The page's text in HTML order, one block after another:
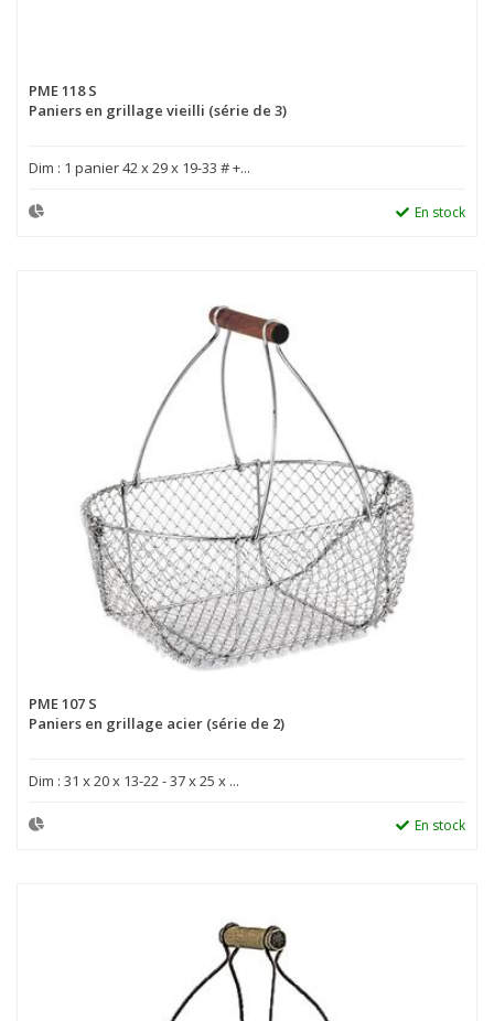
PME 118 S
Paniers en grillage vieilli (série de 3)
Dim : 1 panier 42 x 29 x 19-33 # +...
En stock
PME 107 S
Paniers en grillage acier (série de 2)
Dim : 31 x 20 x 13-22 - 37 x 25 x ...
En stock